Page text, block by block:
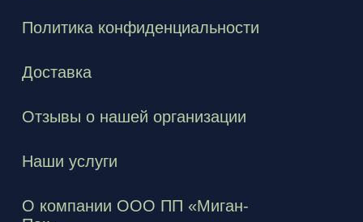
Политика конфиденциальности
Доставка
Отзывы о нашей организации
Наши услуги
О компании ООО ПП «Миган-